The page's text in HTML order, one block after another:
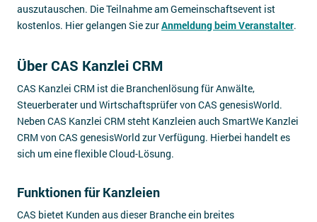
auszutauschen. Die Teilnahme am Gemeinschaftsevent ist
kostenlos. Hier gelangen Sie zurAnmeldung beim Veranstalter.
Über CAS Kanzlei CRM
CAS Kanzlei CRM ist die Branchenlösung für Anwälte,
Steuerberater und Wirtschaftsprüfer von CAS genesisWorld.
Neben CAS Kanzlei CRM steht Kanzleien auch SmartWe Kanzlei
CRM von CAS genesisWorld zur Verfügung. Hierbei handelt es
sich um eine flexible Cloud-Lösung.
Funktionen für Kanzleien
CAS bietet Kunden aus dieser Branche ein breites